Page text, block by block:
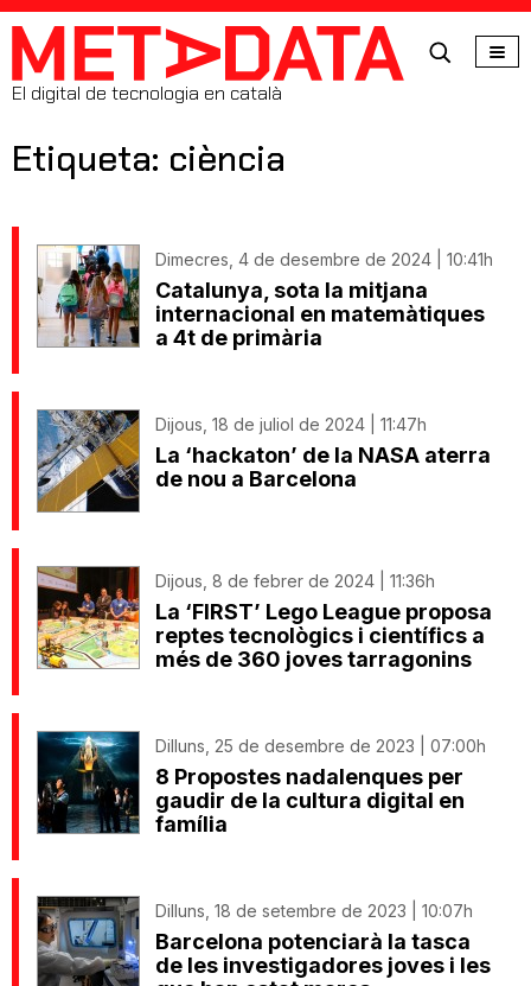
MetaData
El digital de tecnologia en català
Etiqueta: ciència
Dimecres, 4 de desembre de 2024 | 10:41h
Catalunya, sota la mitjana
internacional en matemàtiques
a 4t de primària
Dijous, 18 de juliol de 2024 | 11:47h
La ‘hackaton’ de la NASA aterra
de nou a Barcelona
Dijous, 8 de febrer de 2024 | 11:36h
La ‘FIRST’ Lego League proposa
reptes tecnològics i científics a
més de 360 joves tarragonins
Dilluns, 25 de desembre de 2023 | 07:00h
8 Propostes nadalenques per
gaudir de la cultura digital en
família
Dilluns, 18 de setembre de 2023 | 10:07h
Barcelona potenciarà la tasca
de les investigadores joves i les